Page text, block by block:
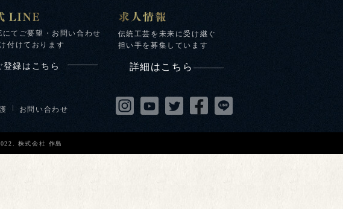
てご要望・お問い合わせ
付けております
登録はこちら
伝統工芸を未来に受け継ぐ
担い手を募集しています
詳細はこちら
お問い合わせ
株式会社 作島